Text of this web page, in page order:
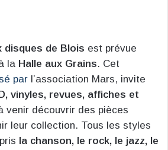
disques de Blois est prévue
la Halle aux Grains. Cet
par l’association Mars, invite
vinyles, revues, affiches et
venir découvrir des pièces
leur collection. Tous les styles
la chanson, le rock, le jazz, le